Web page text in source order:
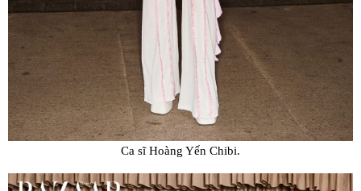
Ca sĩ Hoàng Yến Chibi.